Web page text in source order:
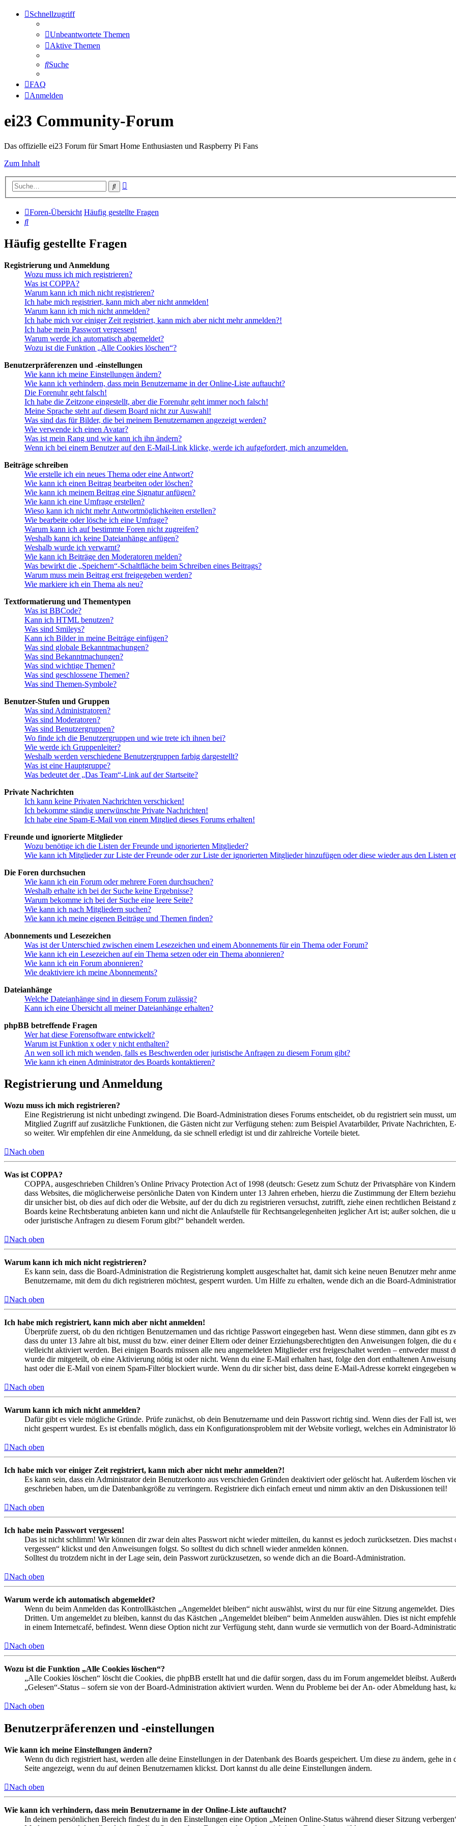
Schnellzugriff
Unbeantwortete Themen
Aktive Themen
Suche
FAQ
Anmelden
ei23 Community-Forum
Das offizielle ei23 Forum für Smart Home Enthusiasten und Raspberry Pi Fans
Zum Inhalt
Suche
Foren-Übersicht Häufig gestellte Fragen
Suche
Häufig gestellte Fragen
Registrierung und Anmeldung
Wozu muss ich mich registrieren?
Was ist COPPA?
Warum kann ich mich nicht registrieren?
Ich habe mich registriert, kann mich aber nicht anmelden!
Warum kann ich mich nicht anmelden?
Ich habe mich vor einiger Zeit registriert, kann mich aber nicht mehr anmelden?!
Ich habe mein Passwort vergessen!
Warum werde ich automatisch abgemeldet?
Wozu ist die Funktion „Alle Cookies löschen“?
Benutzerpräferenzen und -einstellungen
Wie kann ich meine Einstellungen ändern?
Wie kann ich verhindern, dass mein Benutzername in der Online-Liste auftaucht?
Die Forenuhr geht falsch!
Ich habe die Zeitzone eingestellt, aber die Forenuhr geht immer noch falsch!
Meine Sprache steht auf diesem Board nicht zur Auswahl!
Was sind das für Bilder, die bei meinem Benutzernamen angezeigt werden?
Wie verwende ich einen Avatar?
Was ist mein Rang und wie kann ich ihn ändern?
Wenn ich bei einem Benutzer auf den E-Mail-Link klicke, werde ich aufgefordert, mich anzumelden.
Beiträge schreiben
Wie erstelle ich ein neues Thema oder eine Antwort?
Wie kann ich einen Beitrag bearbeiten oder löschen?
Wie kann ich meinem Beitrag eine Signatur anfügen?
Wie kann ich eine Umfrage erstellen?
Wieso kann ich nicht mehr Antwortmöglichkeiten erstellen?
Wie bearbeite oder lösche ich eine Umfrage?
Warum kann ich auf bestimmte Foren nicht zugreifen?
Weshalb kann ich keine Dateianhänge anfügen?
Weshalb wurde ich verwarnt?
Wie kann ich Beiträge den Moderatoren melden?
Was bewirkt die „Speichern“-Schaltfläche beim Schreiben eines Beitrags?
Warum muss mein Beitrag erst freigegeben werden?
Wie markiere ich ein Thema als neu?
Textformatierung und Thementypen
Was ist BBCode?
Kann ich HTML benutzen?
Was sind Smileys?
Kann ich Bilder in meine Beiträge einfügen?
Was sind globale Bekanntmachungen?
Was sind Bekanntmachungen?
Was sind wichtige Themen?
Was sind geschlossene Themen?
Was sind Themen-Symbole?
Benutzer-Stufen und Gruppen
Was sind Administratoren?
Was sind Moderatoren?
Was sind Benutzergruppen?
Wo finde ich die Benutzergruppen und wie trete ich ihnen bei?
Wie werde ich Gruppenleiter?
Weshalb werden verschiedene Benutzergruppen farbig dargestellt?
Was ist eine Hauptgruppe?
Was bedeutet der „Das Team“-Link auf der Startseite?
Private Nachrichten
Ich kann keine Privaten Nachrichten verschicken!
Ich bekomme ständig unerwünschte Private Nachrichten!
Ich habe eine Spam-E-Mail von einem Mitglied dieses Forums erhalten!
Freunde und ignorierte Mitglieder
Wozu benötige ich die Listen der Freunde und ignorierten Mitglieder?
Wie kann ich Mitglieder zur Liste der Freunde oder zur Liste der ignorierten Mitglieder hinzufügen oder diese wieder aus den Listen
Die Foren durchsuchen
Wie kann ich ein Forum oder mehrere Foren durchsuchen?
Weshalb erhalte ich bei der Suche keine Ergebnisse?
Warum bekomme ich bei der Suche eine leere Seite?
Wie kann ich nach Mitgliedern suchen?
Wie kann ich meine eigenen Beiträge und Themen finden?
Abonnements und Lesezeichen
Was ist der Unterschied zwischen einem Lesezeichen und einem Abonnements für ein Thema oder Forum?
Wie kann ich ein Lesezeichen auf ein Thema setzen oder ein Thema abonnieren?
Wie kann ich ein Forum abonnieren?
Wie deaktiviere ich meine Abonnements?
Dateianhänge
Welche Dateianhänge sind in diesem Forum zulässig?
Kann ich eine Übersicht all meiner Dateianhänge erhalten?
phpBB betreffende Fragen
Wer hat diese Forensoftware entwickelt?
Warum ist Funktion x oder y nicht enthalten?
An wen soll ich mich wenden, falls es Beschwerden oder juristische Anfragen zu diesem Forum gibt?
Wie kann ich einen Administrator des Boards kontaktieren?
Registrierung und Anmeldung
Wozu muss ich mich registrieren?
Eine Registrierung ist nicht unbedingt zwingend. Die Board-Administration dieses Forums entscheidet, ob du registriert sein musst,
Mitglied Zugriff auf zusätzliche Funktionen, die Gästen nicht zur Verfügung stehen: zum Beispiel Avatarbilder, Private Nachrichten,
so weiter. Wir empfehlen dir eine Anmeldung, da sie schnell erledigt ist und dir zahlreiche Vorteile bietet.
Nach oben
Was ist COPPA?
COPPA, ausgeschrieben Children’s Online Privacy Protection Act of 1998 (deutsch: Gesetz zum Schutz der Privatsphäre von
dass Websites, die möglicherweise persönliche Daten von Kindern unter 13 Jahren erheben, hierzu die Zustimmung der Eltern
dir unsicher bist, ob dies auf dich oder die Website, auf der du dich zu registrieren versuchst, zutrifft, ziehe einen rechtlichen
Boards keine Rechtsberatung anbieten kann und nicht die Anlaufstelle für Rechtsangelegenheiten jeglicher Art ist; außer solchen,
oder juristische Anfragen zu diesem Forum gibt?“ behandelt werden.
Nach oben
Warum kann ich mich nicht registrieren?
Es kann sein, dass die Board-Administration die Registrierung komplett ausgeschaltet hat, damit sich keine neuen Benutzer mehr
Benutzername, mit dem du dich registrieren möchtest, gesperrt wurden. Um Hilfe zu erhalten, wende dich an die Board-
Nach oben
Ich habe mich registriert, kann mich aber nicht anmelden!
Überprüfe zuerst, ob du den richtigen Benutzernamen und das richtige Passwort eingegeben hast. Wenn diese stimmen, dann gibt es
dass du unter 13 Jahre alt bist, musst du bzw. einer deiner Eltern oder deiner Erziehungsberechtigten den Anweisungen folgen, die
vielleicht aktiviert werden. Bei einigen Boards müssen alle neu angemeldeten Mitglieder erst freigeschaltet werden – entweder musst
wurde dir mitgeteilt, ob eine Aktivierung nötig ist oder nicht. Wenn du eine E-Mail erhalten hast, folge den dort enthaltenen
hast oder die E-Mail von einem Spam-Filter blockiert wurde. Wenn du dir sicher bist, dass deine E-Mail-Adresse korrekt eingegeben
Nach oben
Warum kann ich mich nicht anmelden?
Dafür gibt es viele mögliche Gründe. Prüfe zunächst, ob dein Benutzername und dein Passwort richtig sind. Wenn dies der Fall ist,
nicht gesperrt wurdest. Es ist ebenfalls möglich, dass ein Konfigurationsproblem mit der Website vorliegt, welches ein Administrator
Nach oben
Ich habe mich vor einiger Zeit registriert, kann mich aber nicht mehr anmelden?!
Es kann sein, dass ein Administrator dein Benutzerkonto aus verschieden Gründen deaktiviert oder gelöscht hat. Außerdem löschen
geschrieben haben, um die Datenbankgröße zu verringern. Registriere dich einfach erneut und nimm aktiv an den Diskussionen teil!
Nach oben
Ich habe mein Passwort vergessen!
Das ist nicht schlimm! Wir können dir zwar dein altes Passwort nicht wieder mitteilen, du kannst es jedoch zurücksetzen. Dies
vergessen“ klickst und den Anweisungen folgst. So solltest du dich schnell wieder anmelden können.
Solltest du trotzdem nicht in der Lage sein, dein Passwort zurückzusetzen, so wende dich an die Board-Administration.
Nach oben
Warum werde ich automatisch abgemeldet?
Wenn du beim Anmelden das Kontrollkästchen „Angemeldet bleiben“ nicht auswählst, wirst du nur für eine Sitzung angemeldet.
Dritten. Um angemeldet zu bleiben, kannst du das Kästchen „Angemeldet bleiben“ beim Anmelden auswählen. Dies ist nicht
in einem Internetcafé, befindest. Wenn diese Option nicht zur Verfügung steht, dann wurde sie vermutlich von der Board-
Nach oben
Wozu ist die Funktion „Alle Cookies löschen“?
„Alle Cookies löschen“ löscht die Cookies, die phpBB erstellt hat und die dafür sorgen, dass du im Forum angemeldet bleibst.
„Gelesen“-Status – sofern sie von der Board-Administration aktiviert wurden. Wenn du Probleme bei der An- oder Abmeldung hast,
Nach oben
Benutzerpräferenzen und -einstellungen
Wie kann ich meine Einstellungen ändern?
Wenn du dich registriert hast, werden alle deine Einstellungen in der Datenbank des Boards gespeichert. Um diese zu ändern, gehe
Seite angezeigt, wenn du auf deinen Benutzernamen klickst. Dort kannst du alle deine Einstellungen ändern.
Nach oben
Wie kann ich verhindern, dass mein Benutzername in der Online-Liste auftaucht?
In deinem persönlichen Bereich findest du in den Einstellungen eine Option „Meinen Online-Status während dieser Sitzung